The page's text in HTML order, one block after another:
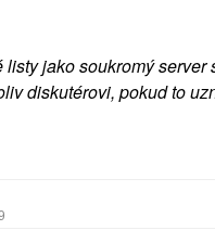
listy jako soukromý
diskutérovi, pokud to